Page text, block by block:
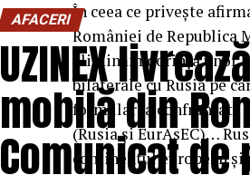
În ceea ce privește
României de Republica
eliminăm dorința unor
bilaterale cu Rusia pe
formularea confruntată
(Rusia și EurAsEC)…
continentul european
AFACERI
UZINEX
mobilă din
Comunicat de